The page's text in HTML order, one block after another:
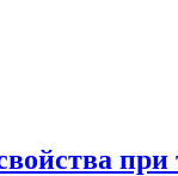
при